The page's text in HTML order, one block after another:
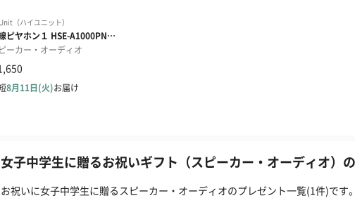
女子中学生に贈るお祝いギフト（スピーカー・オーディオ）
お祝いに女子中学生に贈るスピーカー・オーディオのプレゼント一覧(1件)です